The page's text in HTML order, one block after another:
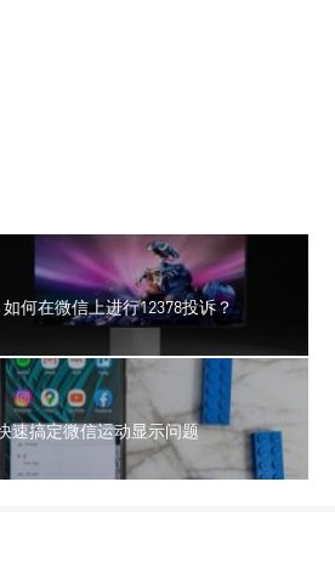
何在微信上进行12378投诉？
速搞定微信运动显示问题